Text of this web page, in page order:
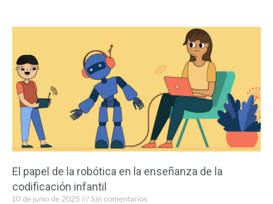
El papel de la robótica en la enseñanza de la
codificación infantil
10 de junio de 2025 Sin comentarios